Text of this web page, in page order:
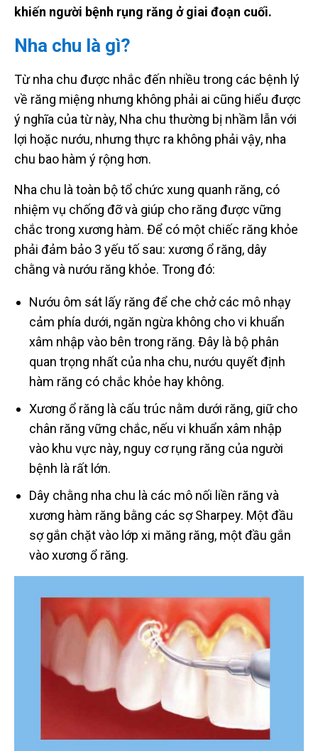
khiến người bệnh rụng răng ở giai đoạn cuối.
Nha chu là gì?
Từ nha chu được nhắc đến nhiều trong các bệnh lý
về răng miệng nhưng không phải ai cũng hiểu được
ý nghĩa của từ này, Nha chu thường bị nhầm lẫn với
lợi hoặc nướu, nhưng thực ra không phải vậy, nha
chu bao hàm ý rộng hơn.
Nha chu là toàn bộ tổ chức xung quanh răng, có
nhiệm vụ chống đỡ và giúp cho răng được vững
chắc trong xương hàm. Để có một chiếc răng khỏe
phải đảm bảo 3 yếu tố sau: xương ổ răng, dây
chằng và nướu răng khỏe. Trong đó:
Nướu ôm sát lấy răng để che chở các mô nhạy
cảm phía dưới, ngăn ngừa không cho vi khuẩn
xâm nhập vào bên trong răng. Đây là bộ phân
quan trọng nhất của nha chu, nướu quyết định
hàm răng có chắc khỏe hay không.
Xương ổ răng là cấu trúc nằm dưới răng, giữ cho
chân răng vững chắc, nếu vi khuẩn xâm nhập
vào khu vực này, nguy cơ rụng răng của người
bệnh là rất lớn.
Dây chằng nha chu là các mô nối liền răng và
xương hàm răng bằng các sợ Sharpey. Một đầu
sợ gắn chặt vào lớp xi măng răng, một đầu gắn
vào xương ổ răng.